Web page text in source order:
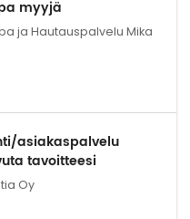
myyjä
ja Hautauspalvelu Mika
asiakaspalvelu
tavoitteesi
Oy